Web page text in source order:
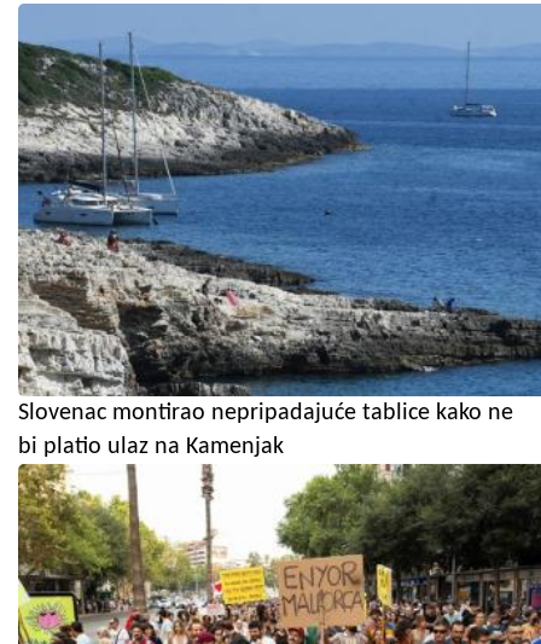
Slovenac montirao nepripadajuće tablice kako ne
bi platio ulaz na Kamenjak